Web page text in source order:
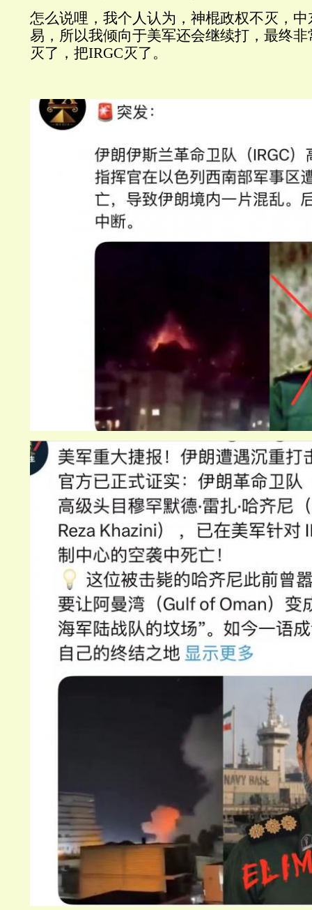
怎么说哩，我个人认为，神棍政权不灭，
易，所以我倾向于美军还会继续打，最终
灭了，把IRGC灭了。